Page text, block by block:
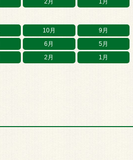
2月 1月
10月
9月
6月
5月
2月 1月